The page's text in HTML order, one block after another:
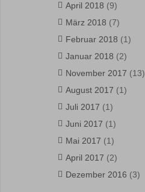
April 2018 (9)
März 2018 (7)
Februar 2018 (1)
Januar 2018 (2)
November 2017 (13)
August 2017 (1)
Juli 2017 (1)
Juni 2017 (1)
Mai 2017 (1)
April 2017 (2)
Dezember 2016 (3)